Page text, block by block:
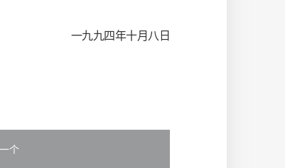
一九九四年十月八日
一个